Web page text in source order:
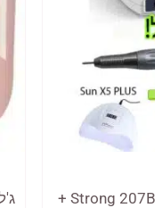
דיל! – מכונת שיוף Strong 207B +